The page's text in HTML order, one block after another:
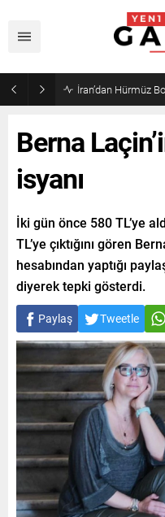
İran’dan Hürmüz
Berna
isyanı
İki gün önce 580 TL’ye
TL’ye çıktığını gören
hesabından yaptığı
diyerek tepki gösterdi.
Paylaş Tweetle